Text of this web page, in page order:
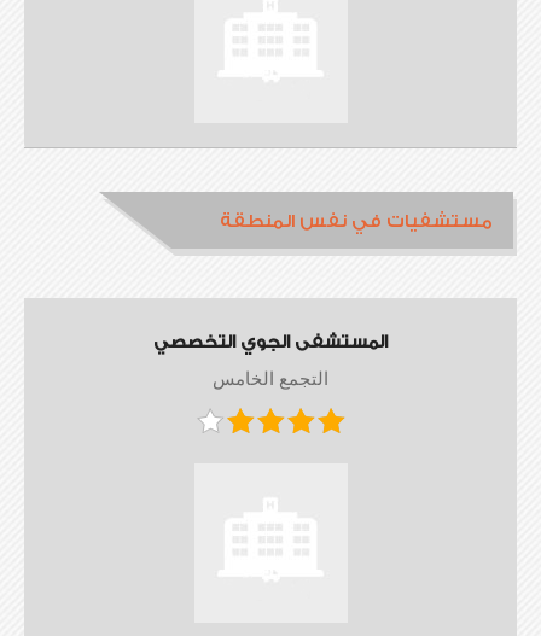
مستشفيات في نفس المنطقة
المستشفى الجوي التخصصي
التجمع الخامس